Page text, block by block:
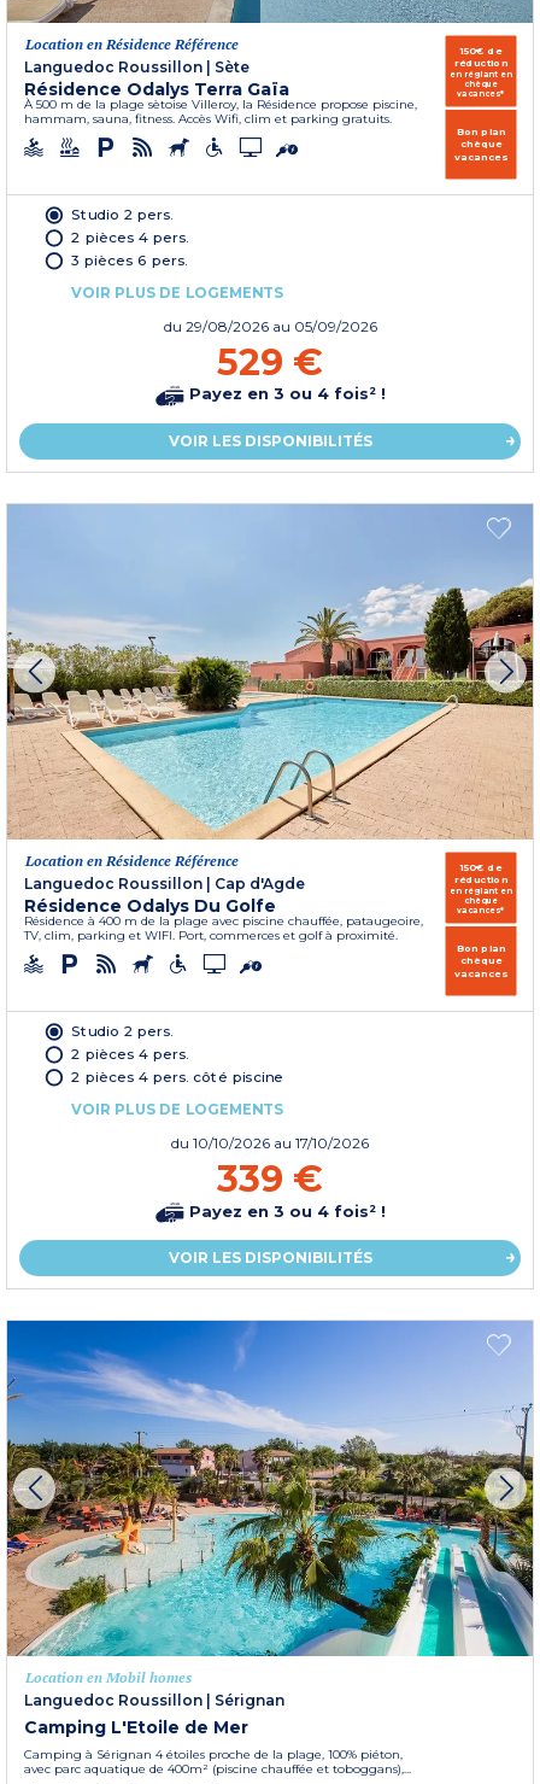
Location en Résidence Référence
Languedoc Roussillon
Sète
Résidence Odalys Terra Gaïa
À 500 m de la plage sètoise Villeroy, la Résidence propose piscine,
hammam, sauna, fitness. Accès Wifi, clim et parking gratuits.
150€ de
réduction
en réglant en
chèque
vacances*
Bon plan
chèque
vacances
Studio 2 pers.
2 pièces 4 pers.
3 pièces 6 pers.
VOIR PLUS DE LOGEMENTS
du 29/08/2026 au 05/09/2026
529 €
Payez en 3 ou 4 fois² !
VOIR LES DISPONIBILITÉS
Location en Résidence Référence
Languedoc Roussillon
Cap d'Agde
Résidence Odalys Du Golfe
Résidence à 400 m de la plage avec piscine chauffée, pataugeoire,
TV, clim, parking et WIFI. Port, commerces et golf à proximité.
150€ de
réduction
en réglant en
chèque
vacances*
Bon plan
chèque
vacances
Studio 2 pers.
2 pièces 4 pers.
2 pièces 4 pers. côté piscine
VOIR PLUS DE LOGEMENTS
du 10/10/2026 au 17/10/2026
339 €
Payez en 3 ou 4 fois² !
VOIR LES DISPONIBILITÉS
Location en Mobil homes
Languedoc Roussillon
Sérignan
Camping L'Etoile de Mer
Camping à Sérignan 4 étoiles proche de la plage, 100% piéton,
avec parc aquatique de 400m² (piscine chauffée et toboggans),...